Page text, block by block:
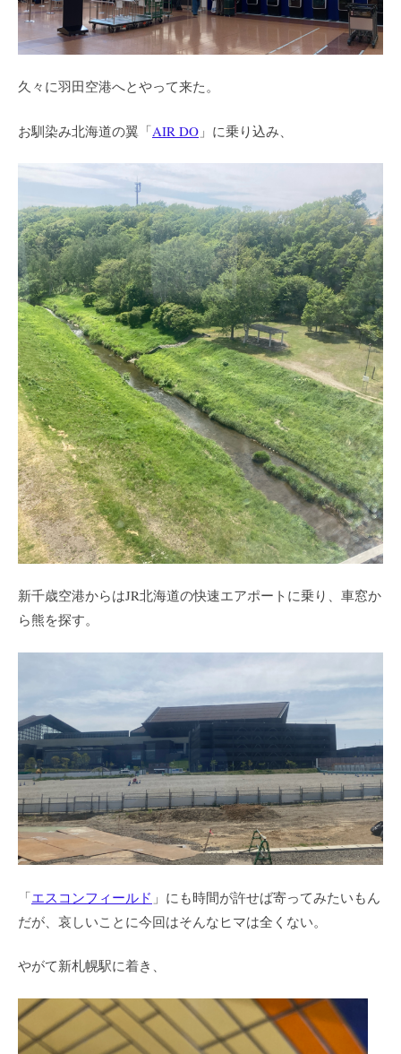
久々に羽田空港へとやって来た。
お馴染み北海道の翼「AIR DO 」に乗り込み、
新千歳空港からはJR北海道の快速エアポートに乗り、車窓か
ら熊を探す。
「エスコンフィールド 」にも時間が許せば寄ってみたいもん
だが、哀しいことに今回はそんなヒマは全くない。
やがて新札幌駅に着き、